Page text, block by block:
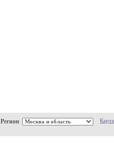
Регион Карта